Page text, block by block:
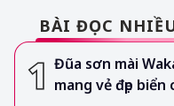
BÀI ĐỌC
Đũa sơn mài
mang vẻ đẹp biển